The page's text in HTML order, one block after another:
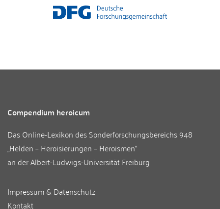
Compendium heroicum
Das Online-Lexikon desSonderforschungsbereichs 948
„Helden – Heroisierungen – Heroismen“
an derAlbert-Ludwigs-Universität Freiburg
Impressum & Datenschutz
Kontakt